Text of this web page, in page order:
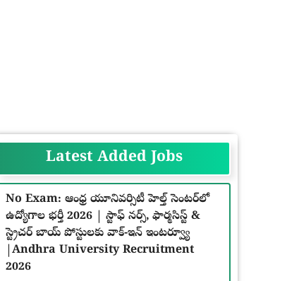
Latest Added Jobs
No Exam: ఆంధ్ర యూనివర్సిటీ హెల్త్ సెంటర్‌లో
ఉద్యోగాల భర్తీ 2026 | స్టాఫ్ నర్స్, ఫార్మసిస్ట్ &
స్ట్రెచర్ బాయ్ పోస్టులకు వాక్-ఇన్ ఇంటర్వ్యూ
|Andhra University Recruitment
2026